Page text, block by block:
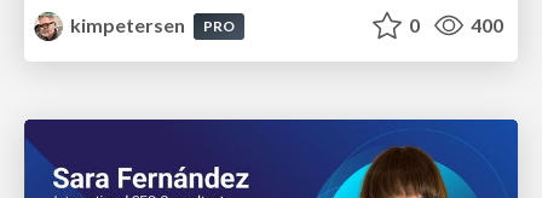
kimpetersen
PRO 0 400